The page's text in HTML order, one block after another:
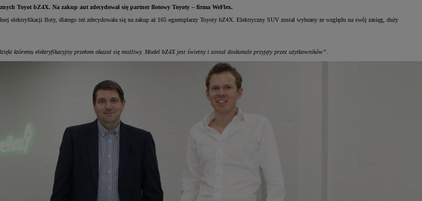
Toyot bZ4X. Na zakup aut zdecydował się partner flotowy Toyoty – firma WeFlex.
elektryfikacji floty, dlatego też zdecydowała się na zakup aż 165 egzemplarzy Toyoty bZ4X. Elektryczny SUV został wybrany ze względu na swój zasięg, duży
któremu elektryfikacyjny przełom okazał się możliwy. Model bZ4X jest świetny i został doskonale przyjęty przez użytkowników”.